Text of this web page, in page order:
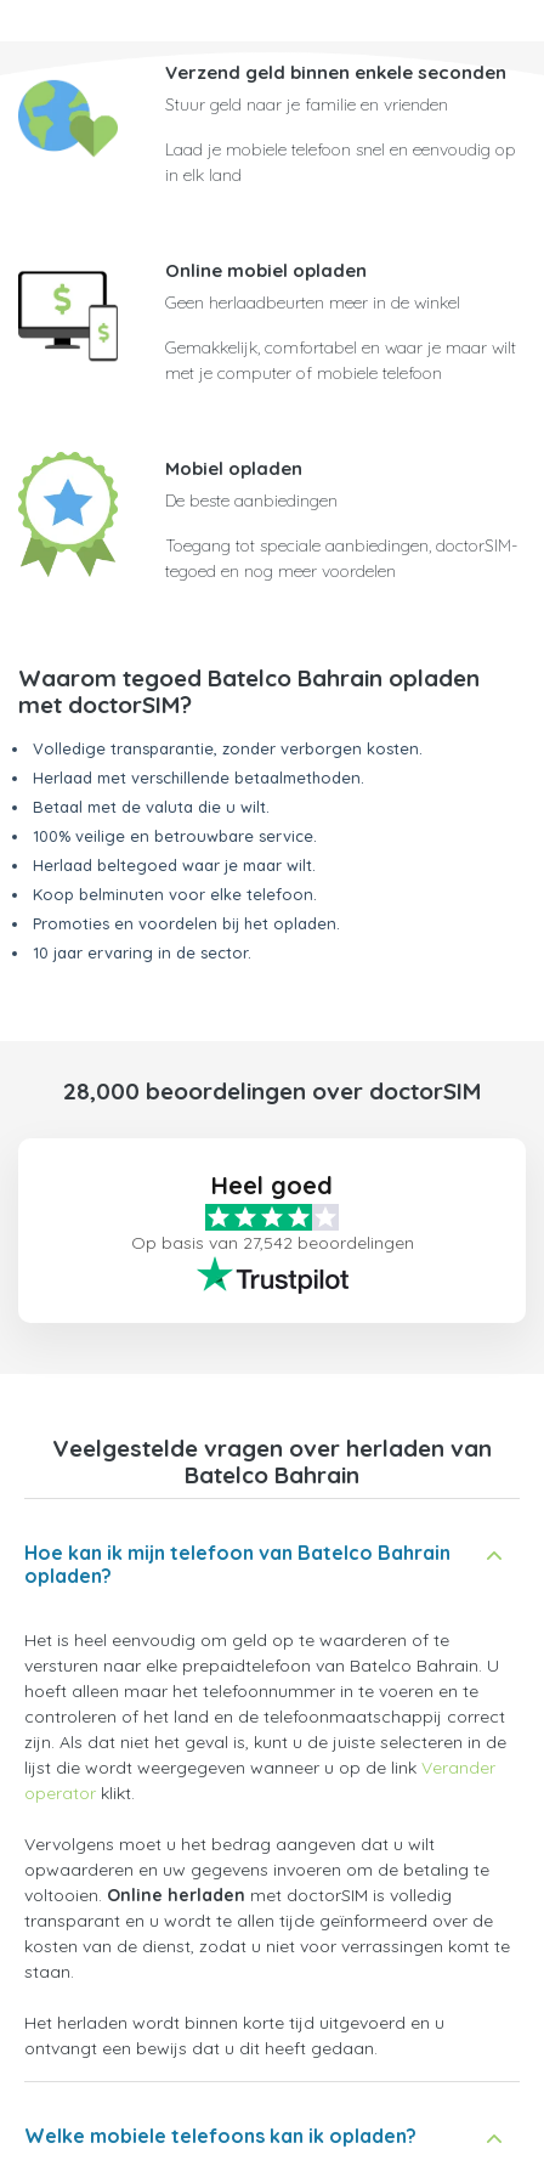
Verzend geld binnen enkele seconden
Stuur geld naar je familie en vrienden
Laad je mobiele telefoon snel en eenvoudig op
in elk land
Online mobiel opladen
Geen herlaadbeurten meer in de winkel
Gemakkelijk, comfortabel en waar je maar wilt
met je computer of mobiele telefoon
Mobiel opladen
De beste aanbiedingen
Toegang tot speciale aanbiedingen, doctorSIM-
tegoed en nog meer voordelen
Waarom tegoed Batelco Bahrain opladen
met doctorSIM?
Volledige transparantie, zonder verborgen kosten.
Herlaad met verschillende betaalmethoden.
Betaal met de valuta die u wilt.
100% veilige en betrouwbare service.
Herlaad beltegoed waar je maar wilt.
Koop belminuten voor elke telefoon.
Promoties en voordelen bij het opladen.
10 jaar ervaring in de sector.
28,000 beoordelingen over doctorSIM
Heel goed
Op basis van 27,542 beoordelingen
Veelgestelde vragen over herladen van
Batelco Bahrain
Hoe kan ik mijn telefoon van Batelco Bahrain
opladen?
Het is heel eenvoudig om geld op te waarderen of te
versturen naar elke prepaidtelefoon van Batelco Bahrain. U
hoeft alleen maar het telefoonnummer in te voeren en te
controleren of het land en de telefoonmaatschappij correct
zijn. Als dat niet het geval is, kunt u de juiste selecteren in de
lijst die wordt weergegeven wanneer u op de link Verander
operator klikt.
Vervolgens moet u het bedrag aangeven dat u wilt
opwaarderen en uw gegevens invoeren om de betaling te
voltooien. Online herladen met doctorSIM is volledig
transparant en u wordt te allen tijde geïnformeerd over de
kosten van de dienst, zodat u niet voor verrassingen komt te
staan.
Het herladen wordt binnen korte tijd uitgevoerd en u
ontvangt een bewijs dat u dit heeft gedaan.
Welke mobiele telefoons kan ik opladen?